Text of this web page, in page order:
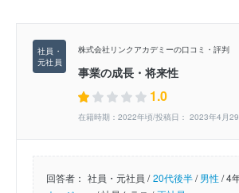
株式会社リンクアカデミーの口コミ・評判
事業の成長・将来性
1.0
在籍時期：2022年頃/投稿日： 2023年4月
回答者： 社員・元社員 / 20代後半/男性/4